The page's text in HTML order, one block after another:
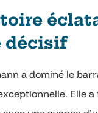
décisif
a dominé le
Elle